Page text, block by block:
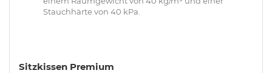
Stauchhärte von 40 kPa.
Sitzkissen Premium